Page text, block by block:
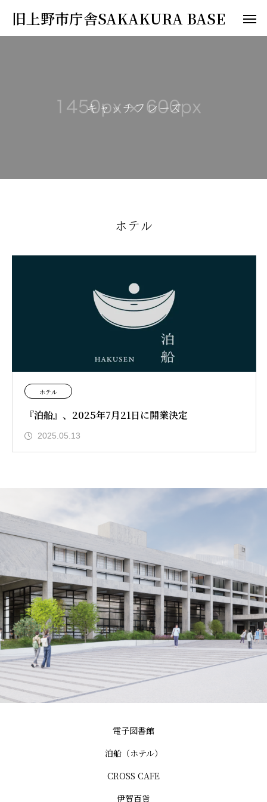
旧上野市庁舎SAKAKURA BASE
キャッチフ レーズ
ホテル
ホテル
『泊船』、2025年7月21日に開業決定
2025.05.13
電子図書館
泊船（ホテル）
CROSS CAFE
伊賀百貨